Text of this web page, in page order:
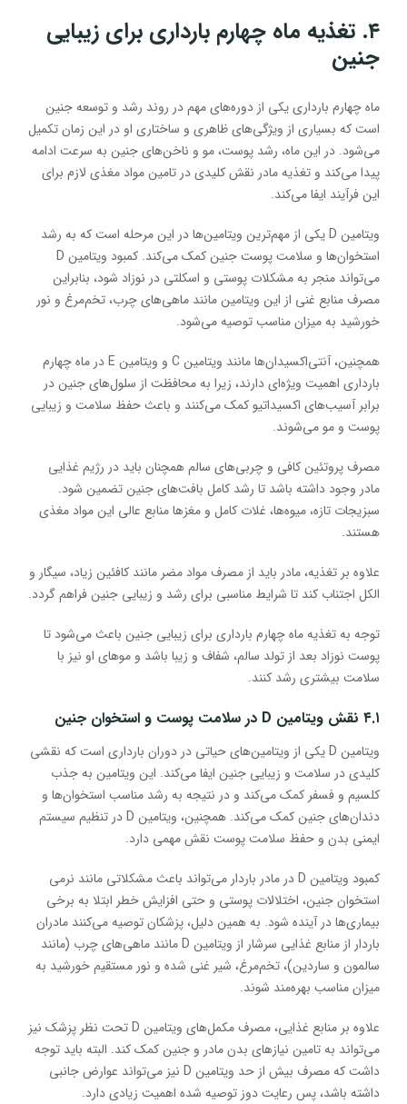
۴. تغذیه ماه چهارم بارداری برای زیبایی
جنین
ماه چهارم بارداری یکی از دوره‌های مهم در روند رشد و توسعه جنین
است که بسیاری از ویژگی‌های ظاهری و ساختاری او در این زمان تکمیل
می‌شود. در این ماه، رشد پوست، مو و ناخن‌های جنین به سرعت ادامه
پیدا می‌کند و تغذیه مادر نقش کلیدی در تامین مواد مغذی لازم برای
این فرآیند ایفا می‌کند.
ویتامین D یکی از مهم‌ترین ویتامین‌ها در این مرحله است که به رشد
استخوان‌ها و سلامت پوست جنین کمک می‌کند. کمبود ویتامین D
می‌تواند منجر به مشکلات پوستی و اسکلتی در نوزاد شود، بنابراین
مصرف منابع غنی از این ویتامین مانند ماهی‌های چرب، تخم‌مرغ و نور
خورشید به میزان مناسب توصیه می‌شود.
همچنین، آنتی‌اکسیدان‌ها مانند ویتامین C و ویتامین E در ماه چهارم
بارداری اهمیت ویژه‌ای دارند، زیرا به محافظت از سلول‌های جنین در
برابر آسیب‌های اکسیداتیو کمک می‌کنند و باعث حفظ سلامت و زیبایی
پوست و مو می‌شوند.
مصرف پروتئین کافی و چربی‌های سالم همچنان باید در رژیم غذایی
مادر وجود داشته باشد تا رشد کامل بافت‌های جنین تضمین شود.
سبزیجات تازه، میوه‌ها، غلات کامل و مغزها منابع عالی این مواد مغذی
هستند.
علاوه بر تغذیه، مادر باید از مصرف مواد مضر مانند کافئین زیاد، سیگار و
الکل اجتناب کند تا شرایط مناسبی برای رشد و زیبایی جنین فراهم گردد.
توجه به تغذیه ماه چهارم بارداری برای زیبایی جنین باعث می‌شود تا
پوست نوزاد بعد از تولد سالم، شفاف و زیبا باشد و موهای او نیز با
سلامت بیشتری رشد کنند.
۴.۱ نقش ویتامین D در سلامت پوست و استخوان جنین
ویتامین D یکی از ویتامین‌های حیاتی در دوران بارداری است که نقشی
کلیدی در سلامت و زیبایی جنین ایفا می‌کند. این ویتامین به جذب
کلسیم و فسفر کمک می‌کند و در نتیجه به رشد مناسب استخوان‌ها و
دندان‌های جنین کمک می‌کند. همچنین، ویتامین D در تنظیم سیستم
ایمنی بدن و حفظ سلامت پوست نقش مهمی دارد.
کمبود ویتامین D در مادر باردار می‌تواند باعث مشکلاتی مانند نرمی
استخوان جنین، اختلالات پوستی و حتی افزایش خطر ابتلا به برخی
بیماری‌ها در آینده شود. به همین دلیل، پزشکان توصیه می‌کنند مادران
باردار از منابع غذایی سرشار از ویتامین D مانند ماهی‌های چرب (مانند
سالمون و ساردین)، تخم‌مرغ، شیر غنی شده و نور مستقیم خورشید به
میزان مناسب بهره‌مند شوند.
علاوه بر منابع غذایی، مصرف مکمل‌های ویتامین D تحت نظر پزشک نیز
می‌تواند به تامین نیازهای بدن مادر و جنین کمک کند. البته باید توجه
داشت که مصرف بیش از حد ویتامین D نیز می‌تواند عوارض جانبی
داشته باشد، پس رعایت دوز توصیه شده اهمیت زیادی دارد.